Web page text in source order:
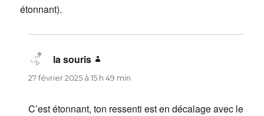
étonnant).
la souris
27 février 2025 à 15 h 49 min
C’est étonnant, ton ressenti est en décalage avec le